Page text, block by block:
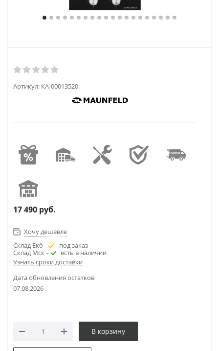
Артикул: КА-00013520
17 490 руб.
Хочу дешевле
Склад Екб -
под заказ
Склад Мск -
есть в наличии
Узнать сроки доставки
Дата обновления остатков
07.08.2026
В корзину